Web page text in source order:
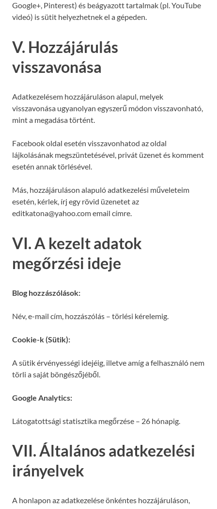
Google+, Pinterest) és beágyazott tartalmak (pl. YouTube
videó) is sütit helyezhetnek el a gépeden.
V. Hozzájárulás
visszavonása
Adatkezelésem hozzájáruláson alapul, melyek
visszavonása ugyanolyan egyszerű módon visszavonható,
mint a megadása történt.
Facebook oldal esetén visszavonhatod az oldal
lájkolásának megszüntetésével, privát üzenet és komment
esetén annak törlésével.
Más, hozzájáruláson alapuló adatkezelési műveleteim
esetén, kérlek, írj egy rövid üzenetet az
editkatona@yahoo.com email címre.
VI. A kezelt adatok
megőrzési ideje
Blog hozzászólások:
Név, e-mail cím, hozzászólás – törlési kérelemig.
Cookie-k (Sütik):
A sütik érvényességi idejéig, illetve amíg a felhasználó nem
törli a saját böngészőjéből.
Google Analytics:
Látogatottsági statisztika megőrzése – 26 hónapig.
VII. Általános adatkezelési
irányelvek
A honlapon az adatkezelése önkéntes hozzájáruláson,